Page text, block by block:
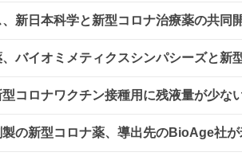
新日本科学と新型コロナ治療薬の共同
、バイオミメティクスシンパシーズと
コロナワクチン接種用に残液量が少な
の新型コロナ薬、導出先のBioAge社